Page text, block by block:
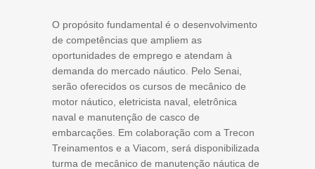
O propósito fundamental é o desenvolvimento
de competências que ampliem as
oportunidades de emprego e atendam à
demanda do mercado náutico. Pelo Senai,
serão oferecidos os cursos de mecânico de
motor náutico, eletricista naval, eletrônica
naval e manutenção de casco de
embarcações. Em colaboração com a Trecon
Treinamentos e a Viacom, será disponibilizada
turma de mecânico de manutenção náutica de